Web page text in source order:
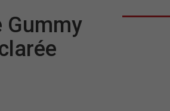
Gummy